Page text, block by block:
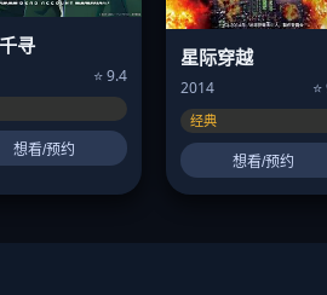
寻
⭐ 9.4
想看/预约
星际穿越
2014
经典
想看/预约